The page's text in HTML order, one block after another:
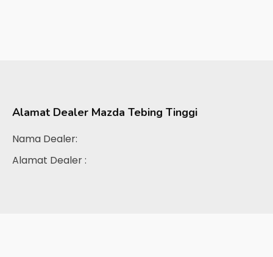
Alamat Dealer Mazda Tebing Tinggi
Nama Dealer:
Alamat Dealer :